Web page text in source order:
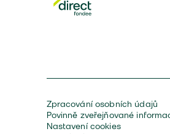
Zpracování osobních údajů
Povinně zveřejňované
Nastavení cookies